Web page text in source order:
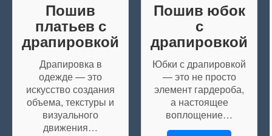
Пошив
платьев с
драпировкой
Драпировка в
одежде — это
искусство создания
объема, текстуры и
визуального
движения…
Пошив юбок
с
драпировкой
Юбки с драпировкой
— это не просто
элемент гардероба,
а настоящее
воплощение…